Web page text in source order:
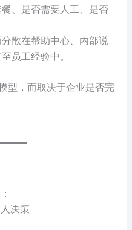
、是否需要人工、是否
散在帮助中心、内部说
员工经验中。
型，而取决于企业是否完
决策